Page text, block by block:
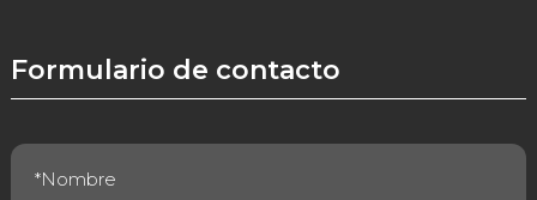
Formulario de contacto